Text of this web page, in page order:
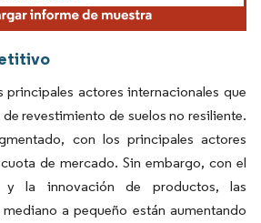
principales actores internacionales que
revestimiento de suelos no resiliente.
con los principales actores
de mercado. Sin embargo, con el
y la innovación de productos, las
a pequeño están aumentando